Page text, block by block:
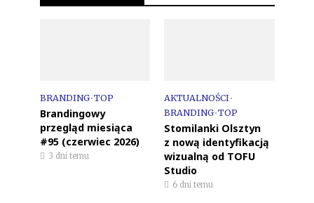
BRANDING•TOP
Brandingowy
przegląd miesiąca
#95 (czerwiec 2026)
3 dni temu
AKTUALNOŚCI•
BRANDING•TOP
Stomilanki Olsztyn
z nową identyfikacją
wizualną od TOFU
Studio
6 dni temu